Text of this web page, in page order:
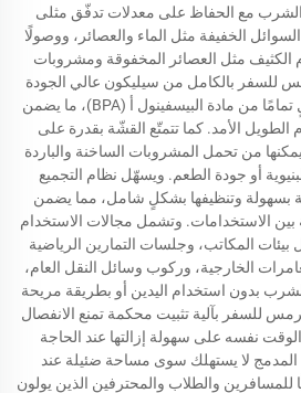
مع الحفاظ على معدلات تدفّق مثلى
الخفيفة مثل الماء والعصائر، ووصولًا
الكثيف مثل العصائر المخفوقة ومشروبات
للسفر بالكامل من سيليكون عالي الجودة
آمن للاستخدام الغذائي وخالٍ تمامًا من مادة البيسفينول أ (BPA)، ما يضمن
الطويل الأمد. كما تتمتّع القشّة بقدرة على
من تحمل المشروبات الساخنة والباردة
أو جودة الطعم. ويسهّل نظام التجميع
بسهولة وتنظيفها بشكلٍ شامل، مما يضمن
الاستخدامات. وتشمل مجالات الاستخدام
بيئات المكاتب، وجلسات التمارين الرياضية
الخارجية، وركوب وسائل النقل العام،
بدون استخدام اليدين أو بطريقة مريحة
للسفر بآلية تثبيت محكمة تمنع الانفصال
نفسه على سهولة إزالتها عند الحاجة
المدمج لا يستهلك سوى مساحة ضئيلة عند
للمسافرين والطلاب والمحترفين الذين يولون